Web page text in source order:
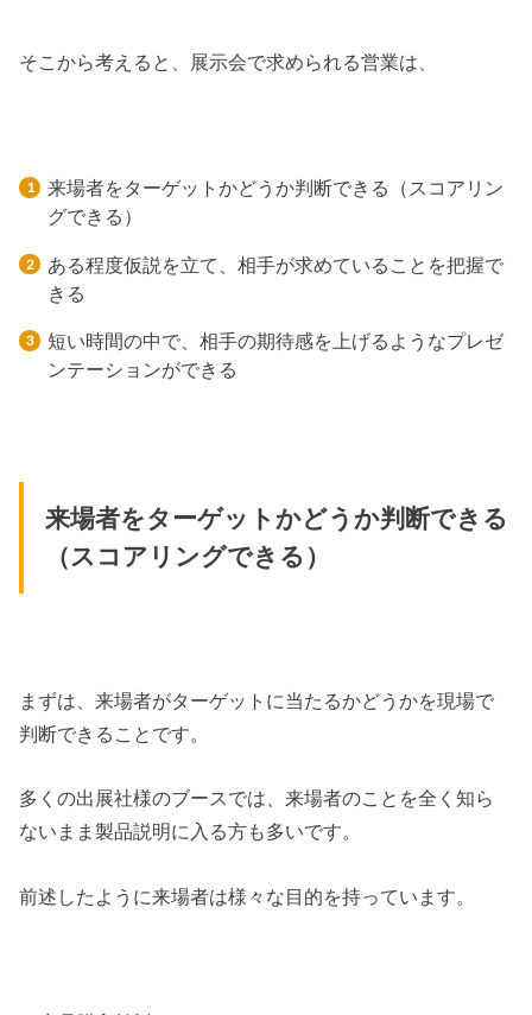
そこから考えると、展示会で求められる営業は、
来場者をターゲットかどうか判断できる（スコアリン
グできる）
ある程度仮説を立て、相手が求めていることを把握で
きる
短い時間の中で、相手の期待感を上げるようなプレゼ
ンテーションができる
来場者をターゲットかどうか判断できる
（スコアリングできる）
まずは、来場者がターゲットに当たるかどうかを現場で
判断できることです。
多くの出展社様のブースでは、来場者のことを全く知ら
ないまま製品説明に入る方も多いです。
前述したように来場者は様々な目的を持っています。